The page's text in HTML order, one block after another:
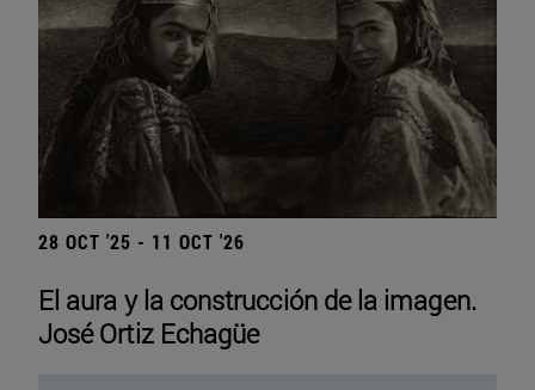
28 OCT '25 - 11 OCT '26
El aura y la construcción de la imagen.
José Ortiz Echagüe